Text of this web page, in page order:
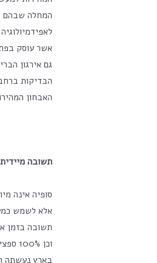
המחלה שבהם
אשר עוסק
הבדיקות
האבחון
תשובה
אלא לשמש
וכן